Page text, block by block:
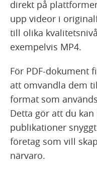
direkt på
upp videor i
till olika
exempelvis MP4.
För PDF-dokument
att omvandla dem
format som
Detta gör att du
publikationer
företag som vill
närvaro.